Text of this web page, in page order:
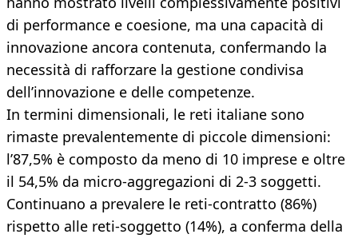
di performance e coesione, ma una capacità di
innovazione ancora contenuta, confermando la
necessità di rafforzare la gestione condivisa
dell’innovazione e delle competenze.
In termini dimensionali, le reti italiane sono
rimaste prevalentemente di piccole dimensioni:
l’87,5% è composto da meno di 10 imprese e oltre
il 54,5% da micro-aggregazioni di 2-3 soggetti.
Continuano a prevalere le reti-contratto (86%)
rispetto alle reti-soggetto (14%), a conferma della